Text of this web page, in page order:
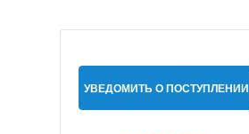
УВЕДОМИТЬ О ПОСТУПЛЕНИИ